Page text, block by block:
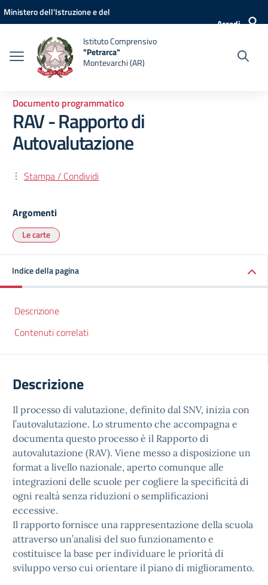
Vai ai contenuti
Vai al menu di navigazione
Vai al footer
Ministero dell'Istruzione e del
Accedi
Istituto Comprensivo
"Petrarca"
Montevarchi (AR)
Documento programmatico
RAV - Rapporto di
Autovalutazione
Stampa / Condividi
Argomenti
Le carte
Indice della pagina
Descrizione
Contenuti correlati
Descrizione
Il processo di valutazione, definito dal SNV, inizia con
l’autovalutazione. Lo strumento che accompagna e
documenta questo processo è il Rapporto di
autovalutazione (RAV). Viene messo a disposizione un
format a livello nazionale, aperto comunque alle
integrazioni delle scuole per cogliere la specificità di
ogni realtà senza riduzioni o semplificazioni
eccessive.
Il rapporto fornisce una rappresentazione della scuola
attraverso un’analisi del suo funzionamento e
costituisce la base per individuare le priorità di
sviluppo verso cui orientare il piano di miglioramento.